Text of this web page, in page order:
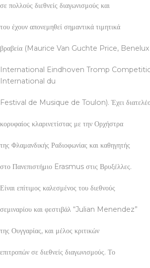
σε πολλούς διεθνείς διαγωνισμούς και
του έχουν απονεμηθεί σημαντικά τιμητικά
βραβεία (Maurice Van Guchte Price,
International Eindhoven Tromp
International du
Festival de Musique de Toulon). Έχει
κορυφαίος κλαρινετίστας με την Ορχήστρα
της Φλαμανδικής Ραδιοφωνίας και καθηγητής
στο Πανεπιστήμιο Erasmus στις Βρυξέλλες.
Είναι επίτιμος καλεσμένος του διεθνούς
σεμιναρίου και φεστιβάλ “Julian Menendez”
της Ουγγαρίας, και μέλος κριτικών
επιτροπών σε διεθνείς διαγωνισμούς. Το